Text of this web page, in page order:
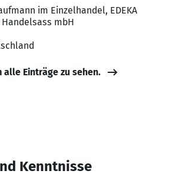
im Einzelhandel, EDEKA
Handelsass mbH
alle Einträge zu sehen.
Kenntnisse